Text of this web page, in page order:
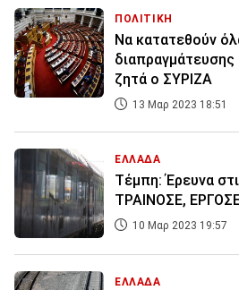
ΠΟΛΙΤΙΚΗ
Να κατατεθούν
ζητά ο ΣΥΡΙΖΑ
13 Μαρ 2023 18:51
ΕΛΛΑΔΑ
Τέμπη: Έρευνα
ΤΡΑΙΝΟΣΕ,
10 Μαρ 2023 19:57
ΕΛΛΑΔΑ